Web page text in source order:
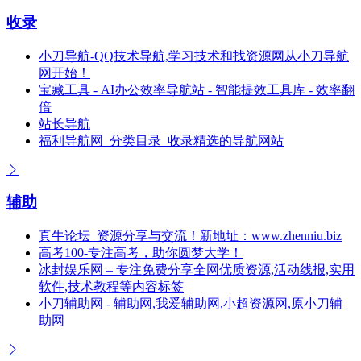
收录
小刀导航-QQ技术导航,学习技术和找资源网从小刀导航
网开始！
宝藏工具 - AI办公效率导航站 - 智能提效工具库 - 效率翻
倍
站长导航
福利导航网_分类目录_收录精选的导航网站
辅助
真牛论坛_资源分享与交流！新地址：www.zhenniu.biz
高考100-专注高考，助你圆梦大学！
冰封娱乐网 – 专注免费分享全网优质资源,活动线报,实用
软件,技术教程等内容标签
小刀辅助网 - 辅助网,我爱辅助网,小超资源网,原小刀辅
助网